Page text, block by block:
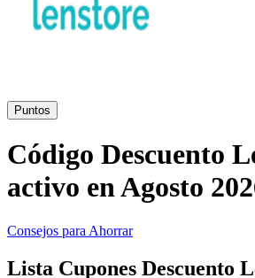
Amazon
Booking.com
Temu
Vacaciones y
Transporte
Perfumes
Puntos
Código Descuento
activo en Agosto
Consejos para Ahorrar
Lista Cupones Descuento